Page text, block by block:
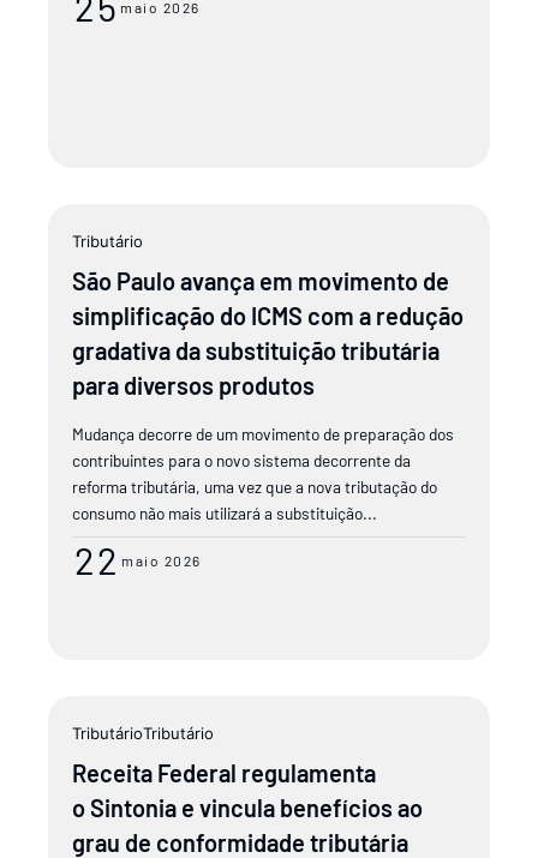
maio 2026
Tributário
São Paulo avança em movimento de
simplificação do ICMS com a redução
gradativa da substituição tributária
para diversos produtos
Mudança decorre de um movimento de preparação dos
contribuintes para o novo sistema decorrente da
reforma tributária, uma vez que a nova tributação do
consumo não mais utilizará a substituição...
22 maio 2026
TributárioTributário
Receita Federal regulamenta
o Sintonia e vincula benefícios ao
grau de conformidade tributária